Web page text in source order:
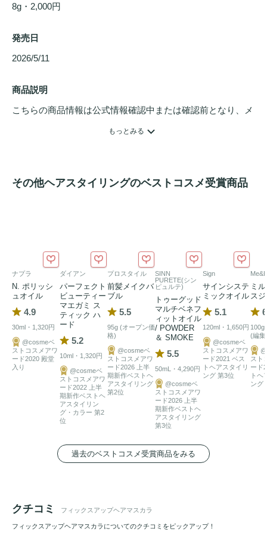
8g・2,000円
発売日
2026/5/11
商品説明
こちらの商品情報は公式情報確認中または確認前となり、メ
カラ。健康で ツヤのある髪のために、12種類のペプチド＆3
もっとみる
その他ヘアスタイリングのベストコスメ受賞商品
ナプラ
N. ポリッシ
ュオイル
4.9
30ml・1,320円
@cosmeベ
ストコスメアワ
ード2020 殿堂
入り
ダイアン
パーフェクト
ビューティー
マエガミ ス
ティック ハ
ード
5.2
10ml・1,320円
@cosmeベ
ストコスメアワ
ード2022 上半
期新作ベストヘ
アスタイリン
グ・カラー 第2
位
プロスタイル
前髪メイクバ
ブル
5.5
95g (オープン価
格)
@cosmeベ
ストコスメアワ
ード2026 上半
期新作ベストヘ
アスタイリング
第2位
SINN
PURETE(シン
ピュルテ)
トゥーグッド
マルチベネフ
ィットオイル
/ POWDER
＆ SMOKE
5.5
50mL・4,290円
@cosmeベ
ストコスメアワ
ード2026 上半
期新作ベストヘ
アスタイリング
第3位
Sign
サインシステ
ミックオイル
5.1
120ml・1,650円
@cosmeベ
ストコスメアワ
ード2021 ベス
トヘアスタイリ
ング 第3位
ミ
ス
100g
(編集
スト
ード
トヘ
ング
過去のベストコスメ受賞商品をみる
クチコミ フィックスアップヘアマスカラ
フィックスアップヘアマスカラについてのクチコミをピックアップ！